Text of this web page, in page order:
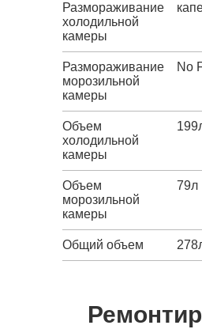
Размораживание
холодильной
камеры
Размораживание
морозильной
камеры
No
Объем
холодильной
камеры
Объем
морозильной
камеры
79л
Общий объем